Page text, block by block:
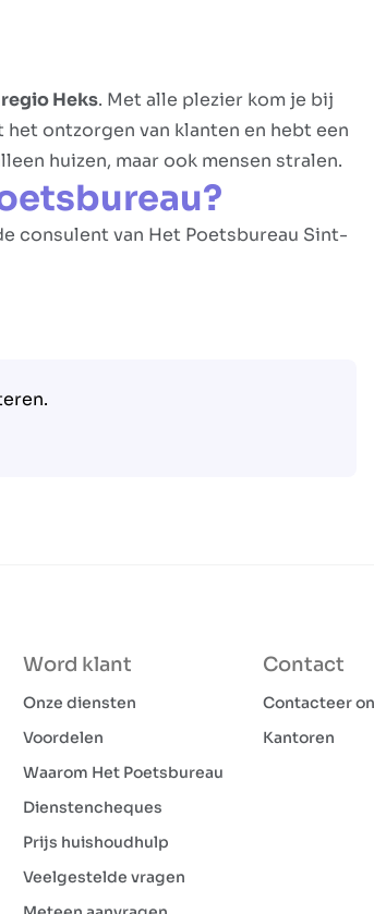
Heks. Met alle plezier kom je bij
ontzorgen van klanten en hebt een
huizen, maar ook mensen stralen.
consulent van Het Poetsbureau Sint-
Word klant
Onze diensten
Voordelen
Waarom Het Poetsbureau
Dienstencheques
Prijs huishoudhulp
Veelgestelde vragen
Contact
Contacteer
Kantoren